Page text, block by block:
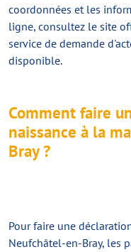
coordonnées et les
ligne, consultez le site
service de demande
disponible.
Comment faire
naissance à la
Bray ?
Pour faire une
Neufchâtel-en-Bray, les